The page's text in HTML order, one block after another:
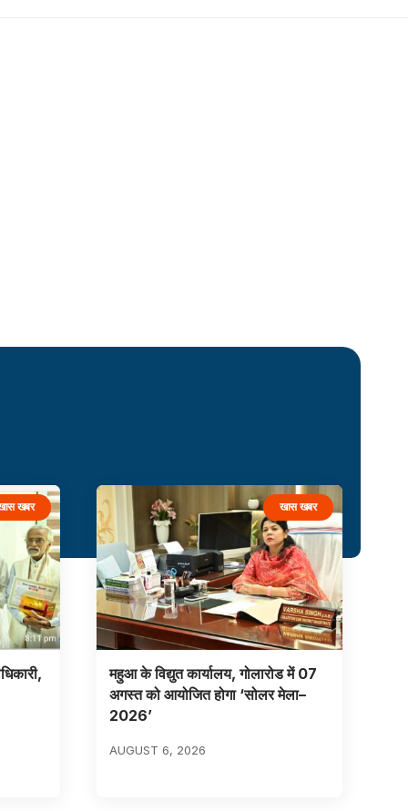
खबर खास खबर
महुआ के विद्युत कार्यालय, गोलारोड में 07
अगस्त को आयोजित होगा ‘सोलर मेला–
2026’
AUGUST 6, 2026